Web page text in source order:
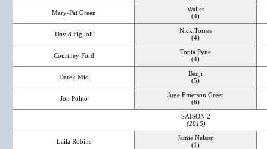
Mary-Pat Green
Waller
(4)
David Figlioli
Nick Torres
(4)
Courtney Ford
Tonia Pyne
(4)
Derek Mio
Benji
(5)
Jon Polito
Juge Emerson Greer
(6)
SAISON 2
(2015)
Laila Robins
Jamie Nelson
(1)